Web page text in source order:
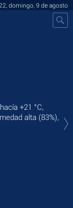
domingo, 9 de agosto
+21 °C,
alta (83%),